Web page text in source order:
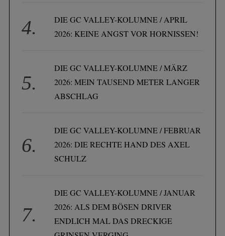
DIE GC VALLEY-KOLUMNE / APRIL
2026: KEINE ANGST VOR HORNISSEN!
DIE GC VALLEY-KOLUMNE / MÄRZ
2026: MEIN TAUSEND METER LANGER
ABSCHLAG
DIE GC VALLEY-KOLUMNE / FEBRUAR
2026: DIE RECHTE HAND DES AXEL
SCHULZ
DIE GC VALLEY-KOLUMNE / JANUAR
2026: ALS DEM BÖSEN DRIVER
ENDLICH MAL DAS DRECKIGE